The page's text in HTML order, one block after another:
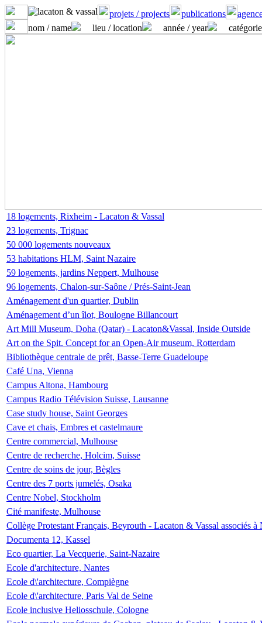
projets / projects publications
nom / name
lieu / location année / year
18 logements, Rixheim - Lacaton & Vassal
23 logements, Trignac
50 000 logements nouveaux
53 habitations HLM, Saint Nazaire
59 logements, jardins Neppert, Mulhouse
96 logements, Chalon-sur-Saône / Prés-Saint-Jean
Aménagement d'un quartier, Dublin
Aménagement d’un îlot, Boulogne Billancourt
Art Mill Museum, Doha (Qatar) - Lacaton&Vassal, Inside Outside
Art on the Spit. Concept for an Open-Air museum, Rotterdam
Bibliothèque centrale de prêt, Basse-Terre Guadeloupe
Café Una, Vienna
Campus Altona, Hambourg
Campus Radio Télévision Suisse, Lausanne
Case study house, Saint Georges
Cave et chais, Embres et castelmaure
Centre commercial, Mulhouse
Centre de recherche, Holcim, Suisse
Centre de soins de jour, Bègles
Centre des 7 ports jumelés, Osaka
Centre Nobel, Stockholm
Cité manifeste, Mulhouse
Collège Protestant Français, Beyrouth - Lacaton & Vassal associés
Documenta 12, Kassel
Eco quartier, La Vecquerie, Saint-Nazaire
Ecole d'architecture, Nantes
Ecole d\'architecture, Compiègne
Ecole d\'architecture, Paris Val de Seine
Ecole inclusive Heliosschule, Cologne